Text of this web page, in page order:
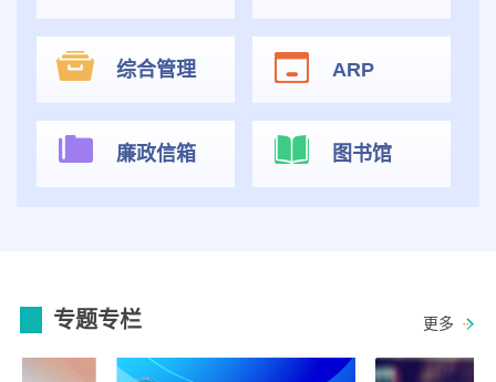
综合管理 ARP
廉政信箱 图书馆
专题专栏 更多